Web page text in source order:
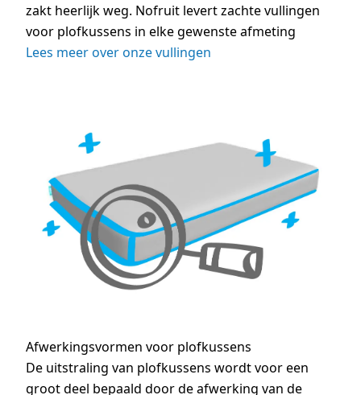
zakt heerlijk weg. Nofruit levert zachte vullingen
voor plofkussens in elke gewenste afmeting
Lees meer over onze vullingen
Afwerkingsvormen voor plofkussens
De uitstraling van plofkussens wordt voor een
groot deel bepaald door de afwerking van de